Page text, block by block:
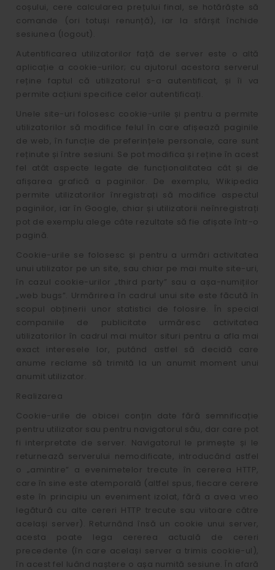
coșului, cere calcularea prețului final, se hotărăște să
comande (ori totuși renunță), iar la sfârșit închide
sesiunea (logout).
Autentificarea utilizatorilor față de server este o altă
aplicație a cookie-urilor; cu ajutorul acestora serverul
reține faptul că utilizatorul s-a autentificat, și îi va
permite acțiuni specifice celor autentificați.
Unele site-uri folosesc cookie-urile și pentru a permite
utilizatorilor să modifice felul în care afișează paginile
de web, în funcție de preferințele personale, care sunt
reținute și între sesiuni. Se pot modifica și reține în acest
fel atât aspecte legate de funcționalitatea cât și de
afișarea grafică a paginilor. De exemplu, Wikipedia
permite utilizatorilor înregistrați să modifice aspectul
paginilor, iar în Google, chiar și utilizatorii neînregistrați
pot de exemplu alege câte rezultate să fie afișate într-o
pagină.
Cookie-urile se folosesc și pentru a urmări activitatea
unui utilizator pe un site, sau chiar pe mai multe site-uri,
în cazul cookie-urilor „third party” sau a așa-numiților
„web bugs”. Urmărirea în cadrul unui site este făcută în
scopul obținerii unor statistici de folosire. În special
companiile de publicitate urmăresc activitatea
utilizatorilor în cadrul mai multor situri pentru a afla mai
exact interesele lor, putând astfel să decidă care
anume reclame să trimită la un anumit moment unui
anumit utilizator.
Realizarea
Cookie-urile de obicei conțin date fără semnificație
pentru utilizator sau pentru navigatorul său, dar care pot
fi interpretate de server. Navigatorul le primește și le
returnează serverului nemodificate, introducând astfel
o „amintire” a evenimetelor trecute în cererea HTTP,
care în sine este atemporală (altfel spus, fiecare cerere
este în principiu un eveniment izolat, fără a avea vreo
legătură cu alte cereri HTTP trecute sau viitoare către
același server). Returnând însă un cookie unui server,
acesta poate lega cererea actuală de cereri
precedente (în care același server a trimis cookie-ul),
în acest fel luând naștere o așa numită sesiune. În afară